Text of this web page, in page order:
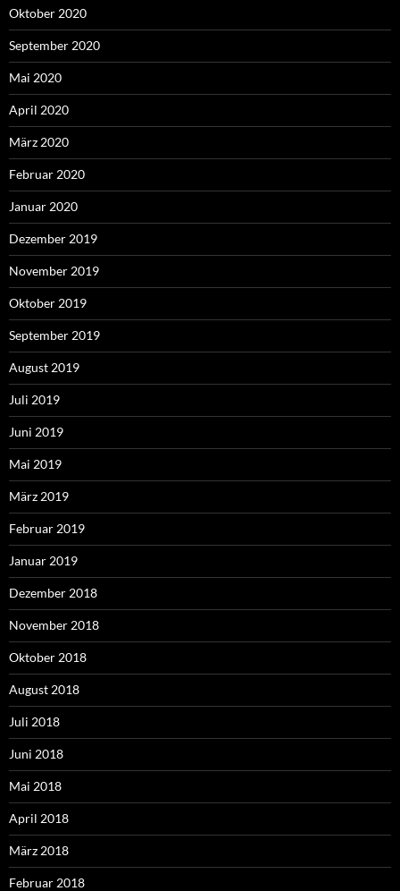
Oktober 2020
September 2020
Mai 2020
April 2020
März 2020
Februar 2020
Januar 2020
Dezember 2019
November 2019
Oktober 2019
September 2019
August 2019
Juli 2019
Juni 2019
Mai 2019
März 2019
Februar 2019
Januar 2019
Dezember 2018
November 2018
Oktober 2018
August 2018
Juli 2018
Juni 2018
Mai 2018
April 2018
März 2018
Februar 2018